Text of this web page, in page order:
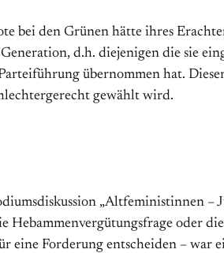
bei den Grünen hätte ihres
d.h. diejenigen die sie
übernommen hat.
gewählt wird.
„Altfeministinnen
Hebammenvergütungsfrage oder
eine Forderung entscheiden – war